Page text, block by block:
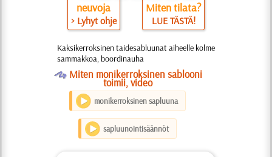
neuvoja
> Lyhyt ohje
Miten tilata?
LUE TÄSTÄ!
Kaksikerroksinen taidesabluunat aiheelle kolme
sammakkoa, boordinauha
OMiten monikerroksinen sablooni
toimii, video
monikerroksinen sapluuna
sapluunointisäännöt